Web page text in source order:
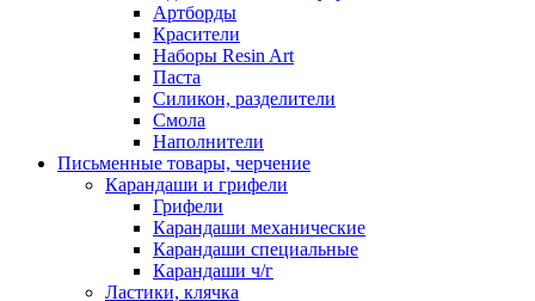
Артборды
Красители
Наборы Resin Art
Паста
Силикон, разделители
Смола
Наполнители
Письменные товары, черчение
Карандаши и грифели
Грифели
Карандаши механические
Карандаши специальные
Карандаши ч/г
Ластики, клячка